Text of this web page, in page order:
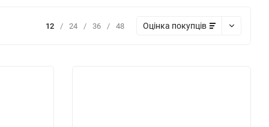
12 / 24 / 36 / 48 Оцінка покупців